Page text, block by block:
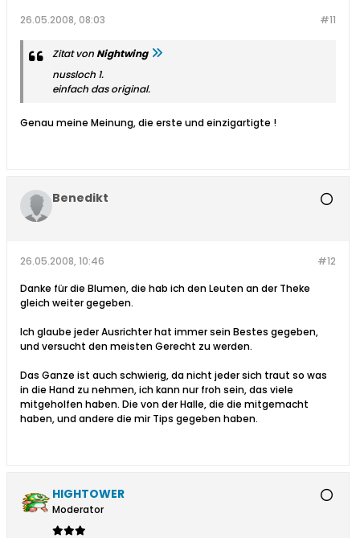
#11
26.05.2008, 08:03
Zitat vonNightwing
nussloch 1.
einfach das original.
Genau meine Meinung, die erste und einzigartigte !
Benedikt
#12
26.05.2008, 10:46
Danke für die Blumen, die hab ich den Leuten an der Theke
gleich weiter gegeben.
Ich glaube jeder Ausrichter hat immer sein Bestes gegeben,
und versucht den meisten Gerecht zu werden.
Das Ganze ist auch schwierig, da nicht jeder sich traut so was
in die Hand zu nehmen, ich kann nur froh sein, das viele
mitgeholfen haben. Die von der Halle, die die mitgemacht
haben, und andere die mir Tips gegeben haben.
HIGHTOWER
Moderator